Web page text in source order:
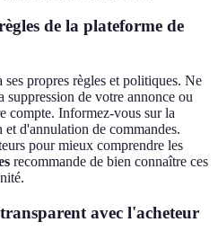
de la plateforme de
propres règles et politiques. Ne
suppression de votre annonce ou
compte. Informez-vous sur la
d'annulation de commandes.
pour mieux comprendre les
recommande de bien connaître ces
avec l'acheteur